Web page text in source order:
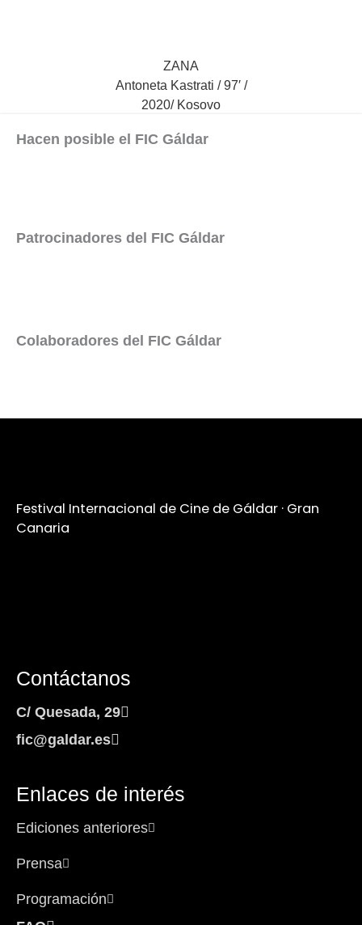
ZANA
Antoneta Kastrati / 97′ /
2020/ Kosovo
Hacen posible el FIC Gáldar
Patrocinadores del FIC Gáldar
Colaboradores del FIC Gáldar
Festival Internacional de Cine de Gáldar · Gran
Canaria
Contáctanos
C/ Quesada, 29
fic@galdar.es
Enlaces de interés
Ediciones anteriores
Prensa
Programación